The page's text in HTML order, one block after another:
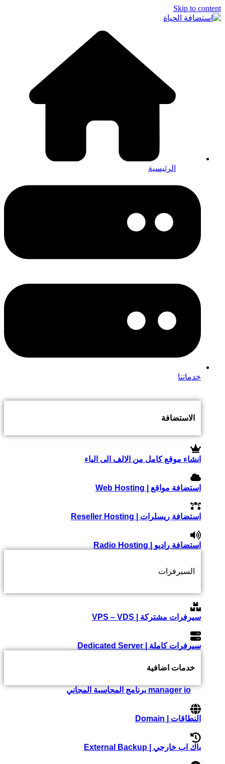
Skip to content
الرئيسية
خدماتنا
الاستضافة
انشاء موقع كامل من الالف الى الياء
استضافة مواقع | Web Hosting
استضافة ريسلرات | Reseller Hosting
استضافة راديو | Radio Hosting
السيرفرات
سيرفرات مشتركة | VPS – VDS
سيرفرات كاملة | Dedicated Server
خدمات اضافية
manager io برنامج المحاسبة المجاني
النطاقات | Domain
باك اب خارجي | External Backup